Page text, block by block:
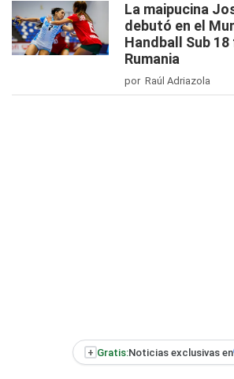
La maipucina
debutó en el
Handball Sub
Rumania
por Raúl Adriazola
+ Gratis:Noticias exclusivas en